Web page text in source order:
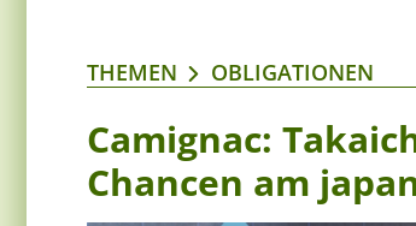
THEMEN OBLIGATIONEN
Camignac:
Chancen am